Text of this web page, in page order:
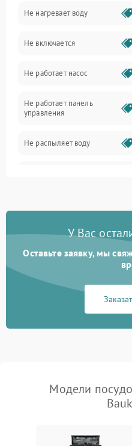
Датчики
Нагрев
Вода
Гигиена
Программное обеспечение
Не нагревает воду
Не включается
Не работает насос
Не работает панель
управления
Не распыляет воду
Проблемы с набором
Не работает сушилка
Сбои в работе таймера
У Вас
Оставьте заявку, мы
Модели